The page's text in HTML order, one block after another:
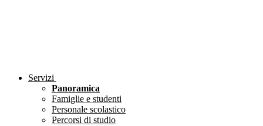
Servizi
Panoramica
Famiglie e studenti
Personale scolastico
Percorsi di studio